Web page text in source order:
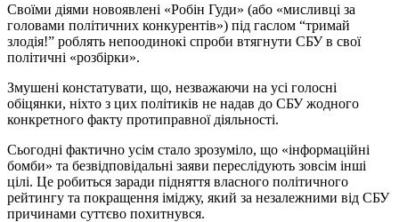
Своїми діями новоявлені «Робін Гуди» (або «мисливці за
головами політичних конкурентів») під гаслом “тримай
злодія!” роблять непоодинокі спроби втягнути СБУ в свої
політичні «розбірки».
Змушені констатувати, що, незважаючи на усі голосні
обіцянки, ніхто з цих політиків не надав до СБУ жодного
конкретного факту протиправної діяльності.
Сьогодні фактично усім стало зрозуміло, що «інформаційні
бомби» та безвідповідальні заяви переслідують зовсім інші
цілі. Це робиться заради підняття власного політичного
рейтингу та покращення іміджу, який за незалежними від СБУ
причинами суттєво похитнувся.